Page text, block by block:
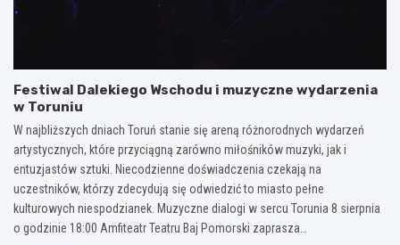
Festiwal Dalekiego Wschodu i muzyczne wydarzenia
w Toruniu
W najbliższych dniach Toruń stanie się areną różnorodnych wydarzeń
artystycznych, które przyciągną zarówno miłośników muzyki, jak i
entuzjastów sztuki. Niecodzienne doświadczenia czekają na
uczestników, którzy zdecydują się odwiedzić to miasto pełne
kulturowych niespodzianek. Muzyczne dialogi w sercu Torunia 8 sierpnia
o godzinie 18:00 Amfiteatr Teatru Baj Pomorski zaprasza…